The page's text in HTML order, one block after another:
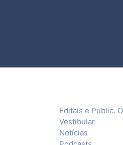
Editais e Public.
Vestibular
Notícias